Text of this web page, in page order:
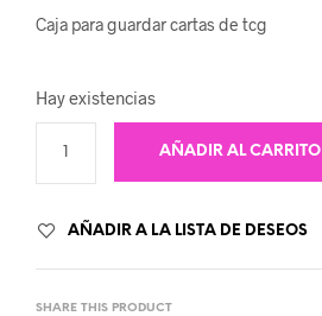
Caja para guardar cartas de tcg
Hay existencias
AÑADIR AL CARRITO
AÑADIR A LA LISTA DE DESEOS
SHARE THIS PRODUCT